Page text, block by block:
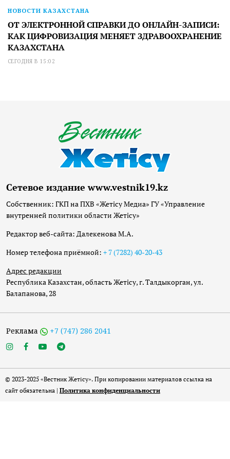
НОВОСТИ КАЗАХСТАНА
ОТ ЭЛЕКТРОННОЙ СПРАВКИ ДО ОНЛАЙН-ЗАПИСИ:
КАК ЦИФРОВИЗАЦИЯ МЕНЯЕТ ЗДРАВООХРАНЕНИЕ
КАЗАХСТАНА
СЕГОДНЯ В 15:02
Сетевое издание www.vestnik19.kz
Собственник: ГКП на ПХВ «Жетісу Медиа» ГУ «Управление
внутренней политики области Жетісу»
Редактор веб-сайта: Далекенова М.А.
Номер телефона приёмной: + 7 (7282) 40-20-43
Адрес редакции
Республика Казахстан, область Жетісу, г. Талдыкорган, ул.
Балапанова, 28
Реклама +7 (747) 286 2041
© 2023-2025 «Вестник Жетісу». При копировании материалов ссылка на
сайт обязательна | Политика конфиденциальности